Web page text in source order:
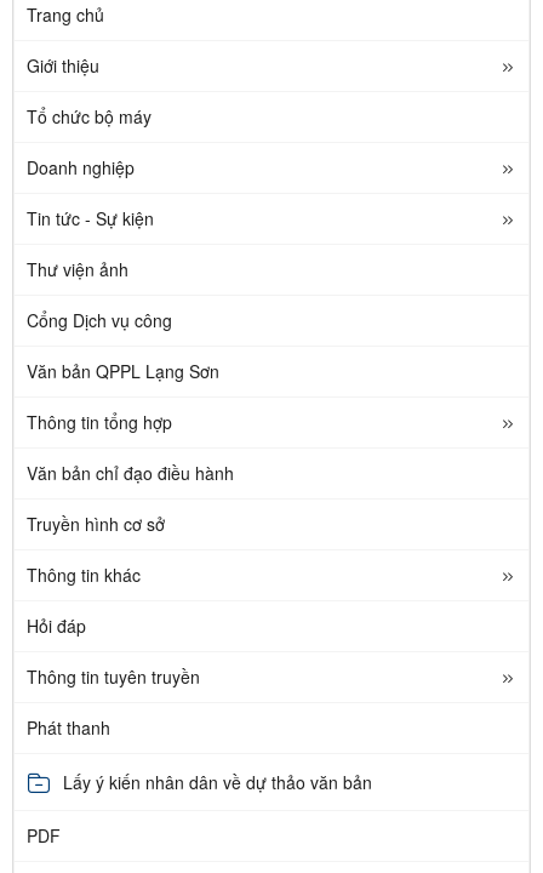
Trang chủ
Giới thiệu
Tổ chức bộ máy
Doanh nghiệp
Tin tức - Sự kiện
Thư viện ảnh
Cổng Dịch vụ công
Văn bản QPPL Lạng Sơn
Thông tin tổng hợp
Văn bản chỉ đạo điều hành
Truyền hình cơ sở
Thông tin khác
Hỏi đáp
Thông tin tuyên truyền
Phát thanh
Lấy ý kiến nhân dân về dự thảo văn bản
PDF